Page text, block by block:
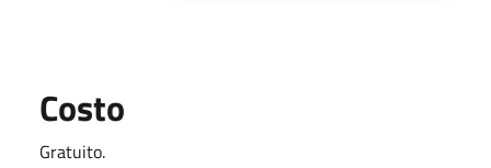
Costo
Gratuito.